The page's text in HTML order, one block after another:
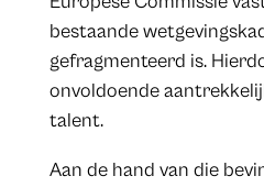
bestaande
gefragmenteerd is.
onvoldoende
talent.
Aan de hand van die